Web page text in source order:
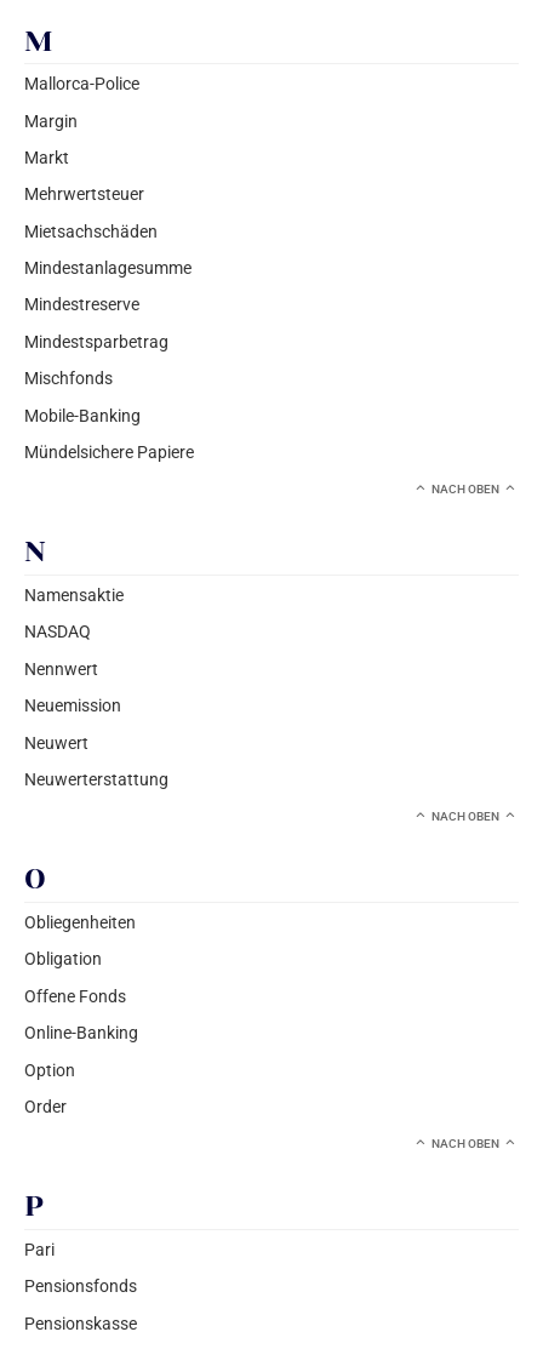
M
Mallorca-Police
Margin
Markt
Mehrwertsteuer
Mietsachschäden
Mindestanlagesumme
Mindestreserve
Mindestsparbetrag
Mischfonds
Mobile-Banking
Mündelsichere Papiere
NACH OBEN
N
Namensaktie
NASDAQ
Nennwert
Neuemission
Neuwert
Neuwerterstattung
NACH OBEN
O
Obliegenheiten
Obligation
Offene Fonds
Online-Banking
Option
Order
NACH OBEN
P
Pari
Pensionsfonds
Pensionskasse